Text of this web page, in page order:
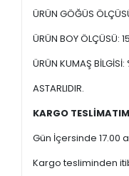
ÜRÜN GÖĞÜS
ÜRÜN BOY ÖLÇÜSÜ:
ÜRÜN KUMAŞ BİLGİSİ:
ASTARLIDIR.
KARGO
Gün İçersinde
Kargo tesliminden